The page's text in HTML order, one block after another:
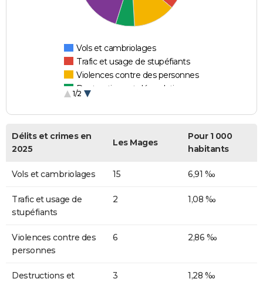
Vols et cambriolages
Trafic et usage de stupéfiants
Violences contre des personnes
Destructions et dégradations
1/2
Délits et crimes en
2025
Les Mages
Pour 1 000
habitants
Vols et cambriolages 15 6,91 ‰
Trafic et usage de
stupéfiants
2 1,08 ‰
Violences contre des
personnes
6 2,86 ‰
Destructions et
3 1,28 ‰